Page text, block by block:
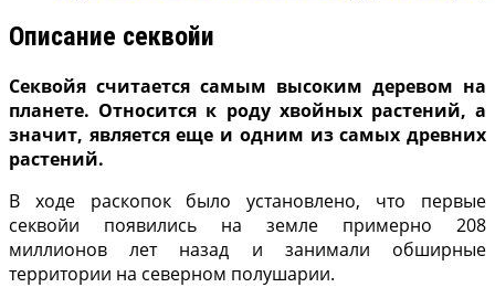
Описание секвойи
Секвойя считается самым высоким деревом на
планете. Относится к роду хвойных растений, а
значит, является еще и одним из самых древних
растений.
В ходе раскопок было установлено, что первые
секвойи появились на земле примерно 208
миллионов лет назад и занимали обширные
территории на северном полушарии.